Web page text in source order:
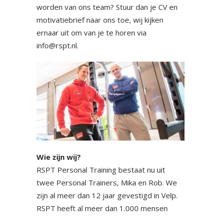
worden van ons team? Stuur dan je CV en
motivatiebrief naar ons toe, wij kijken
ernaar uit om van je te horen via
info@rspt.nl.
Wie zijn wij?
RSPT Personal Training bestaat nu uit
twee Personal Trainers, Mika en Rob. We
zijn al meer dan 12 jaar gevestigd in Velp.
RSPT heeft al meer dan 1.000 mensen